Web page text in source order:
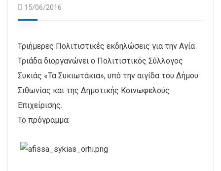
15/06/2016
Τριήμερες Πολιτιστικές εκδηλώσεις για την Αγία
Τριάδα διοργανώνει ο Πολιτιστικός Σύλλογος
Συκιάς «Τα Συκιωτάκια», υπό την αιγίδα του Δήμου
Σιθωνίας και της Δημοτικής Κοινωφελούς
Επιχείρισης.
Το πρόγραμμα: